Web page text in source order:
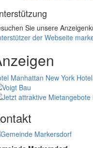
Sie unsere
der Webseite
Manhattan New York